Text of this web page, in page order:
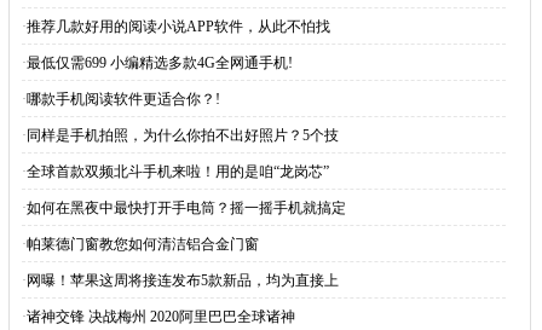
·推荐几款好用的阅读小说APP软件，从此不怕找
·最低仅需699 小编精选多款4G全网通手机!
·哪款手机阅读软件更适合你？!
· 同样是手机拍照，为什么你拍不出好照片？5个技
·全球首款双频北斗手机来啦！用的是咱“龙岗芯”
·如何在黑夜中最快打开手电筒？摇一摇手机就搞定
·帕莱德门窗教您如何清洁铝合金门窗
· 网曝！苹果这周将接连发布5款新品，均为直接上
·诸神交锋 决战梅州 2020阿里巴巴全球诸神